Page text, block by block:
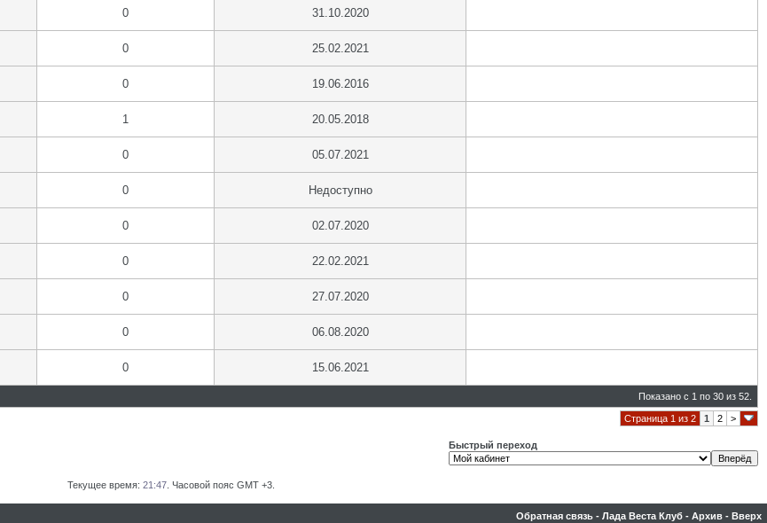
0 31.10.2020
0 25.02.2021
0 19.06.2016
1 20.05.2018
0 05.07.2021
0 Недоступно
0 02.07.2020
0 22.02.2021
0 27.07.2020
0 06.08.2020
0 15.06.2021
Показано с 1 по 30 из 52.
Страница 1 из 2 1 2 >
Быстрый переход
Текущее время: 21:47 . Часовой пояс GMT +3.
Обратная связь - Лада Веста Клуб - Архив - Вверх